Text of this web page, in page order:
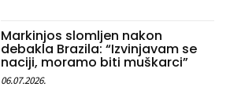
Markinjos slomljen nakon
debakla Brazila: “Izvinjavam se
naciji, moramo biti muškarci”
06.07.2026.